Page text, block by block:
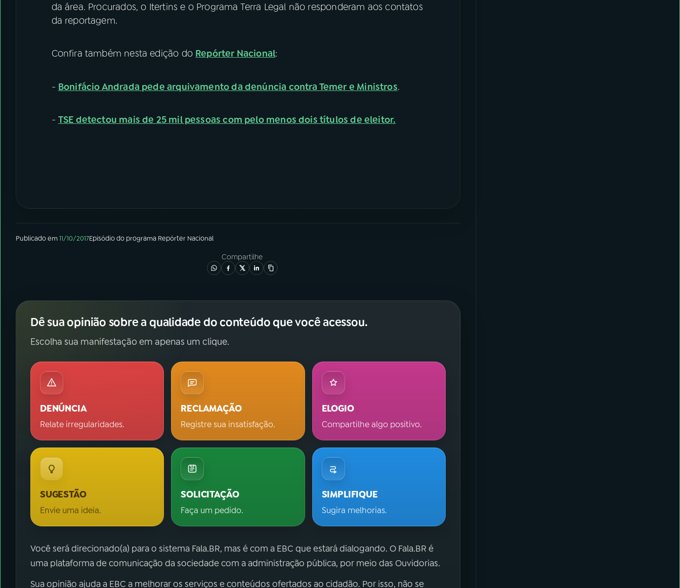
da área. Procurados, o Itertins e o Programa Terra Legal não responderam aos contatos
da reportagem.
Confira também nesta edição do Repórter Nacional:
- Bonifácio Andrada pede arquivamento da denúncia contra Temer e Ministros.
- TSE detectou mais de 25 mil pessoas com pelo menos dois títulos de eleitor.
Publicado em11/10/2017Episódiodo programa Repórter Nacional
Compartilhe
Dê sua opinião sobre a qualidade do conteúdo que você acessou.
Escolha sua manifestação em apenas um clique.
DENÚNCIA
Relate irregularidades.
RECLAMAÇÃO
Registre sua insatisfação.
ELOGIO
Compartilhe algo positivo.
SUGESTÃO
Envie uma ideia.
SOLICITAÇÃO
Faça um pedido.
SIMPLIFIQUE
Sugira melhorias.
Você será direcionado(a) para o sistema Fala.BR, mas é com a EBC que estará dialogando. O Fala.BR é
uma plataforma de comunicação da sociedade com a administração pública, por meio das Ouvidorias.
Sua opinião ajuda a EBC a melhorar os serviços e conteúdos ofertados ao cidadão. Por isso, não se